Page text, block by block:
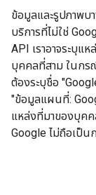
ข้อมูลและรูปภาพ
บริการที่ไม่ใช่
API เราอาจระบุแ
บุคคลที่สาม ในกร
ต้องระบุชื่อ
"ข้อมูลแผนที่:
แหล่งที่มาของบุคค
Google ไม่ถือเป็น